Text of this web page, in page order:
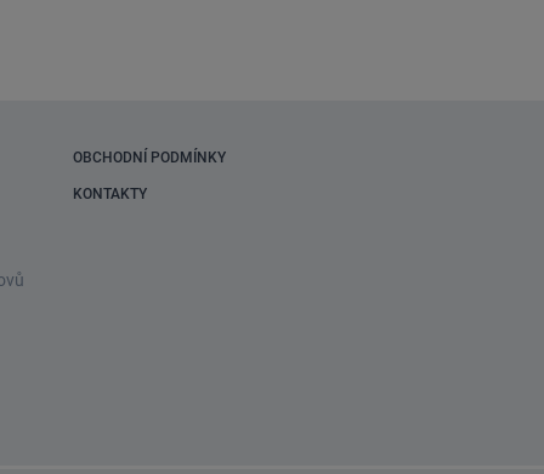
OBCHODNÍ PODMÍNKY
KONTAKTY